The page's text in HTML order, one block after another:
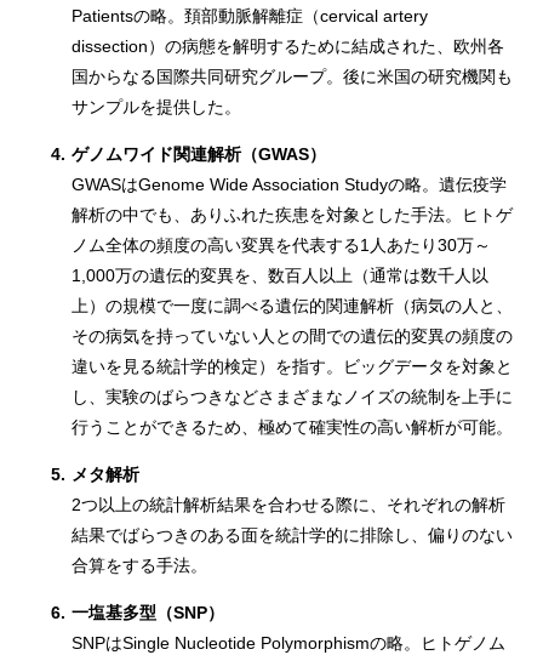
Patientsの略。頚部動脈解離症（cervical artery
dissection）の病態を解明するために結成された、欧州各
国からなる国際共同研究グループ。後に米国の研究機関も
サンプルを提供した。
4. ゲノムワイド関連解析（GWAS）
GWASはGenome Wide Association Studyの略。遺伝疫学
解析の中でも、ありふれた疾患を対象とした手法。ヒトゲ
ノム全体の頻度の高い変異を代表する1人あたり30万～
1,000万の遺伝的変異を、数百人以上（通常は数千人以
上）の規模で一度に調べる遺伝的関連解析（病気の人と、
その病気を持っていない人との間での遺伝的変異の頻度の
違いを見る統計学的検定）を指す。ビッグデータを対象と
し、実験のばらつきなどさまざまなノイズの統制を上手に
行うことができるため、極めて確実性の高い解析が可能。
5. メタ解析
2つ以上の統計解析結果を合わせる際に、それぞれの解析
結果でばらつきのある面を統計学的に排除し、偏りのない
合算をする手法。
6. 一塩基多型（SNP）
SNPはSingle Nucleotide Polymorphismの略。ヒトゲノム